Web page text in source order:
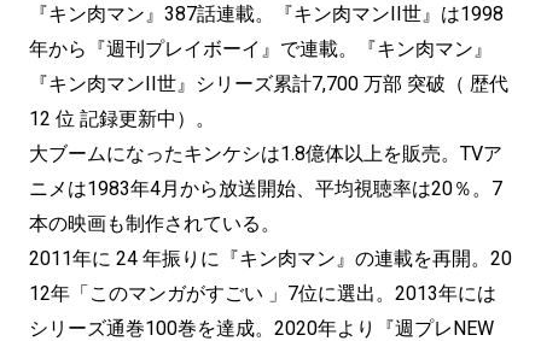
『キン肉マン』387話連載。『キン肉マンII世』は1998
年から『週刊プレイボーイ』で連載。『キン肉マン』
『キン肉マンII世』シリーズ累計7,700 万部 突破（ 歴代
12 位 記録更新中）。
大ブームになったキンケシは1.8億体以上を販売。TVア
ニメは1983年4月から放送開始、平均視聴率は20％。7
本の映画も制作されている。
2011年に 24 年振りに『キン肉マン』の連載を再開。20
12年「このマンガがすごい 」7位に選出。2013年には
シリーズ通巻100巻を達成。2020年より『週プレNEW